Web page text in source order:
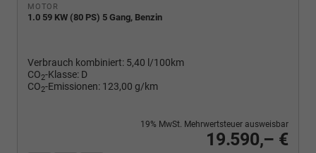
MOTOR
1.0 59 KW (80 PS) 5 Gang, Benzin
Verbrauch kombiniert: 5,40 l/100km
CO2-Klasse: D
CO2-Emissionen: 123,00 g/km
19.590,– €
19% MwSt. Mehrwertsteuer ausweisbar